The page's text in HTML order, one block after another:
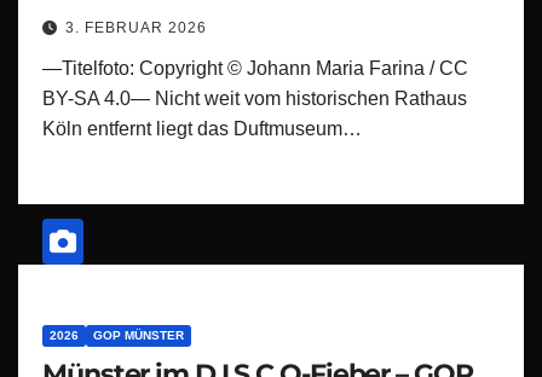
3. FEBRUAR 2026
—Titelfoto: Copyright © Johann Maria Farina / CC
BY-SA 4.0— Nicht weit vom historischen Rathaus
Köln entfernt liegt das Duftmuseum…
2026 GOP MÜNSTER